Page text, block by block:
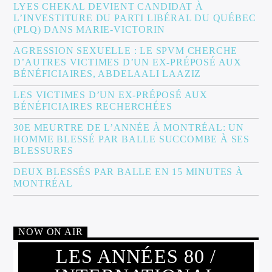
LYES CHEKAL DEVIENT CANDIDAT À
L’INVESTITURE DU PARTI LIBÉRAL DU QUÉBEC
(PLQ) DANS MARIE-VICTORIN
AGRESSION SEXUELLE : LE SPVM CHERCHE
D’AUTRES VICTIMES D’UN EX-PRÉPOSÉ AUX
BÉNÉFICIAIRES, ABDELAALI LAAZIZ
LES VICTIMES D’UN EX-PRÉPOSÉ AUX
BÉNÉFICIAIRES RECHERCHÉES
30E MEURTRE DE L’ANNÉE À MONTRÉAL: UN
HOMME BLESSÉ PAR BALLE SUCCOMBE À SES
BLESSURES
DEUX BLESSÉS PAR BALLE EN 15 MINUTES À
MONTRÉAL
NOW ON AIR
LES ANNÉES 80 /